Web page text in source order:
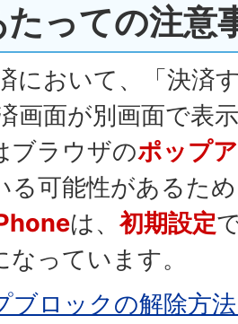
っての注意
において、「決済
画面が別画面で表
ブラウザのポップ
る可能性があるた
は、初期設定
なっています。
ブロックの解除方